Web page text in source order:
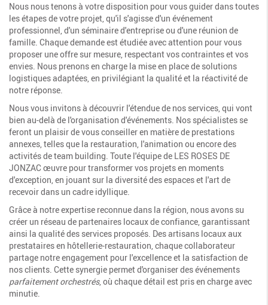
Nous nous tenons à votre disposition pour vous guider dans toutes
les étapes de votre projet, qu'il s'agisse d'un événement
professionnel, d'un séminaire d'entreprise ou d'une réunion de
famille. Chaque demande est étudiée avec attention pour vous
proposer une offre sur mesure, respectant vos contraintes et vos
envies. Nous prenons en charge la mise en place de solutions
logistiques adaptées, en privilégiant la qualité et la réactivité de
notre réponse.
Nous vous invitons à découvrir l'étendue de nos services, qui vont
bien au-delà de l'organisation d'événements. Nos spécialistes se
feront un plaisir de vous conseiller en matière de prestations
annexes, telles que la restauration, l'animation ou encore des
activités de team building. Toute l'équipe de LES ROSES DE
JONZAC œuvre pour transformer vos projets en moments
d'exception, en jouant sur la diversité des espaces et l'art de
recevoir dans un cadre idyllique.
Grâce à notre expertise reconnue dans la région, nous avons su
créer un réseau de partenaires locaux de confiance, garantissant
ainsi la qualité des services proposés. Des artisans locaux aux
prestataires en hôtellerie-restauration, chaque collaborateur
partage notre engagement pour l'excellence et la satisfaction de
nos clients. Cette synergie permet d'organiser des événements
parfaitement orchestrés, où chaque détail est pris en charge avec
minutie.